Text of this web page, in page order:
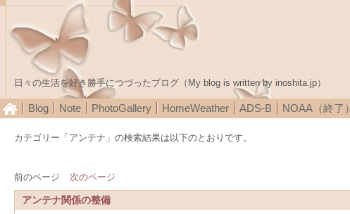
日々の生活を好き勝手につづったブログ（My blog is written by inoshita.jp）
Blog Note PhotoGallery HomeWeather ADS-B NOAA（終了）
カテゴリー「アンテナ」の検索結果は以下のとおりです。
前のページ
次のページ
アンテナ関係の整備